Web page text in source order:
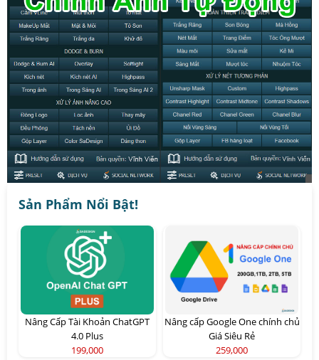
Sản Phẩm Nổi Bật!
Nâng Cấp Tài Khoản ChatGPT
4.0 Plus
199,000
Nâng cấp Google One chính chủ
Giá Siêu Rẻ
259,000